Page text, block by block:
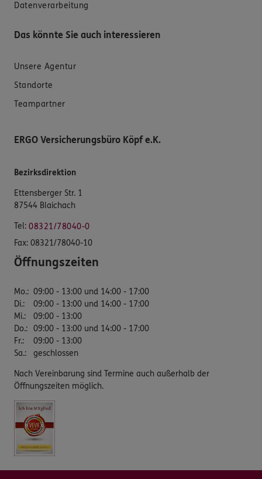
Datenverarbeitung
Das könnte Sie auch interessieren
Unsere Agentur
Standorte
Teampartner
ERGO Versicherungsbüro Köpf e.K.
Bezirksdirektion
Ettensberger Str. 1
87544 Blaichach
Tel: 08321/78040-0
Fax: 08321/78040-10
Öffnungszeiten
Mo.: 09:00 - 13:00 und 14:00 - 17:00
Di.:
09:00 - 13:00 und 14:00 - 17:00
Mi.:
09:00 - 13:00
Do.: 09:00 - 13:00 und 14:00 - 17:00
Fr.:
09:00 - 13:00
Sa.: geschlossen
Nach Vereinbarung sind Termine auch außerhalb der
Öffnungszeiten möglich.